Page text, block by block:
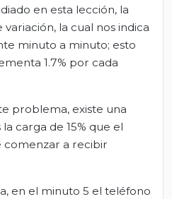
en esta lección, la
la cual nos indica
minuto a minuto; esto
1.7% por cada
problema, existe una
carga de 15% que el
comenzar a recibir
en el minuto 5 el teléfono